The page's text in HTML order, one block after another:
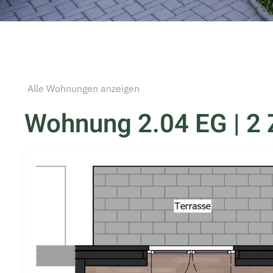
Alle Wohnungen anzeigen
Wohnung 2.04 EG | 2